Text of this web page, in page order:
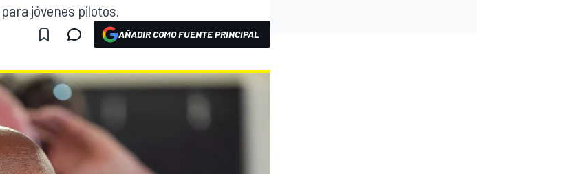
jóvenes pilotos.
AÑADIR COMO FUENTE PRINCIPAL